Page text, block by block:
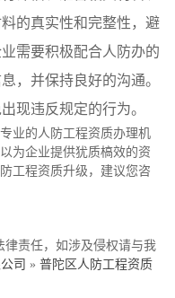
的真实性和完整性，避
需要积极配合人防办的
，并保持良好的沟通。
现违反规定的行为。
业的人防工程资质办理机
为企业提供犹质槁效的资
工程资质升级，建议您咨
责任，如涉及侵权请与我
司 » 普陀区人防工程资质